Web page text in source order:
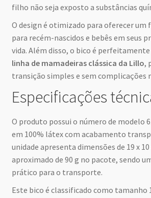
filho não seja exposto a substâncias
O design é otimizado para oferecer um
para recém-nascidos e bebês em seus
vida. Além disso, o bico é perfeitamente
linha de mamadeiras clássica da Lillo,
transição simples e sem complicações
Especificações
O produto possui o número de modelo
em 100% látex com acabamento
unidade apresenta dimensões de 19 x 10
aproximado de 90 g no pacote, sendo
prático para o transporte.
Este bico é classificado como tamanho